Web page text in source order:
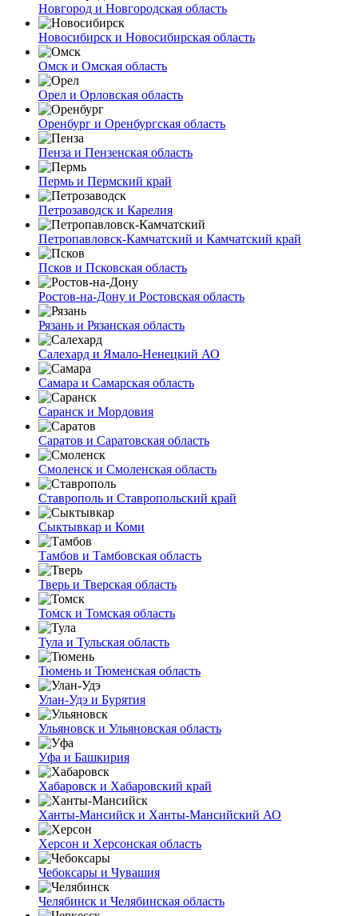
Новгород и Новгородская область
Новосибирск и Новосибирская область
Омск и Омская область
Орел и Орловская область
Оренбург и Оренбургская область
Пенза и Пензенская область
Пермь и Пермский край
Петрозаводск и Карелия
Петропавловск-Камчатский и Камчатский край
Псков и Псковская область
Ростов-на-Дону и Ростовская область
Рязань и Рязанская область
Салехард и Ямало-Ненецкий АО
Самара и Самарская область
Саранск и Мордовия
Саратов и Саратовская область
Смоленск и Смоленская область
Ставрополь и Ставропольский край
Сыктывкар и Коми
Тамбов и Тамбовская область
Тверь и Тверская область
Томск и Томская область
Тула и Тульская область
Тюмень и Тюменская область
Улан-Удэ и Бурятия
Ульяновск и Ульяновская область
Уфа и Башкирия
Хабаровск и Хабаровский край
Ханты-Мансийск и Ханты-Мансийский АО
Херсон и Херсонская область
Чебоксары и Чувашия
Челябинск и Челябинская область